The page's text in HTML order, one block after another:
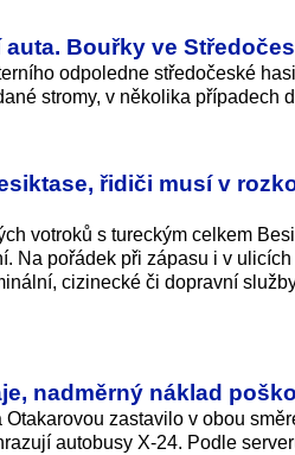
Bouřky ve
odpoledne středočeské
stromy, v několika případech
řidiči musí v
votroků s tureckým celkem
Na pořádek při zápasu i v
cizinecké či dopravní
nadměrný náklad
zastavilo v obou
autobusy X-24. Podle